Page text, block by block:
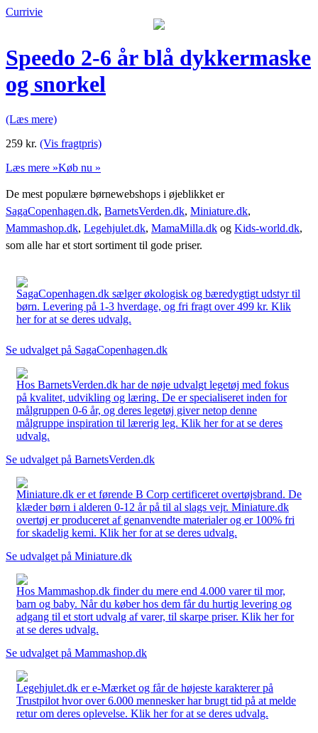
Currivie
Speedo 2-6 år blå dykkermaske
og snorkel
(Læs mere)
259 kr. (Vis fragtpris)
Læs mere »Køb nu »
De mest populære børnewebshops i øjeblikket er
SagaCopenhagen.dk, BarnetsVerden.dk, Miniature.dk,
Mammashop.dk, Legehjulet.dk, MamaMilla.dk og Kids-world.dk,
som alle har et stort sortiment til gode priser.
SagaCopenhagen.dk sælger økologisk og bæredygtigt udstyr til
børn. Levering på 1-3 hverdage, og fri fragt over 499 kr. Klik
her for at se deres udvalg.
Se udvalget på SagaCopenhagen.dk
Hos BarnetsVerden.dk har de nøje udvalgt legetøj med fokus
på kvalitet, udvikling og læring. De er specialiseret inden for
målgruppen 0-6 år, og deres legetøj giver netop denne
målgruppe inspiration til lærerig leg. Klik her for at se deres
udvalg.
Se udvalget på BarnetsVerden.dk
Miniature.dk er et førende B Corp certificeret overtøjsbrand. De
klæder børn i alderen 0-12 år på til al slags vejr. Miniature.dk
overtøj er produceret af genanvendte materialer og er 100% fri
for skadelig kemi. Klik her for at se deres udvalg.
Se udvalget på Miniature.dk
Hos Mammashop.dk finder du mere end 4.000 varer til mor,
barn og baby. Når du køber hos dem får du hurtig levering og
adgang til et stort udvalg af varer, til skarpe priser. Klik her for
at se deres udvalg.
Se udvalget på Mammashop.dk
Legehjulet.dk er e-Mærket og får de højeste karakterer på
Trustpilot hvor over 6.000 mennesker har brugt tid på at melde
retur om deres oplevelse. Klik her for at se deres udvalg.